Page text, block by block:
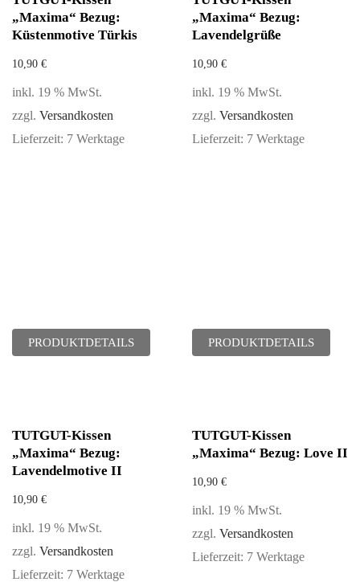
„Maxima“ Bezug:
Küstenmotive Türkis
10,90 €
inkl. 19 % MwSt.
zzgl. Versandkosten
Lieferzeit: 7 Werktage
PRODUKTDETAILS
„Maxima“ Bezug:
Lavendelgrüße
10,90 €
inkl. 19 % MwSt.
zzgl. Versandkosten
Lieferzeit: 7 Werktage
PRODUKTDETAILS
TUTGUT-Kissen
„Maxima“ Bezug:
Lavendelmotive II
10,90 €
inkl. 19 % MwSt.
zzgl. Versandkosten
Lieferzeit: 7 Werktage
TUTGUT-Kissen
„Maxima“ Bezug: Love II
10,90 €
inkl. 19 % MwSt.
zzgl. Versandkosten
Lieferzeit: 7 Werktage